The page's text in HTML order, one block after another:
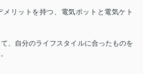
メリットを持つ、電気ポットと電気ケト
、自分のライフスタイルに合ったものを